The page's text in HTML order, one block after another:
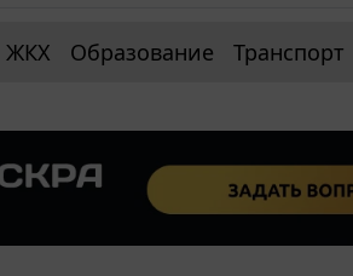
ЖКХ Образование Транспорт